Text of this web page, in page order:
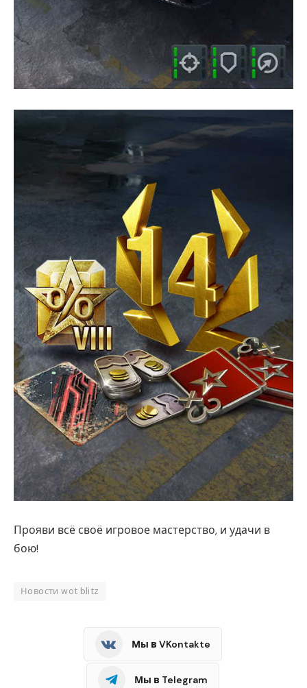
Прояви всё своё игровое мастерство, и удачи в
бою!
Новости wot blitz
Мы в VKontakte
Мы в Telegram